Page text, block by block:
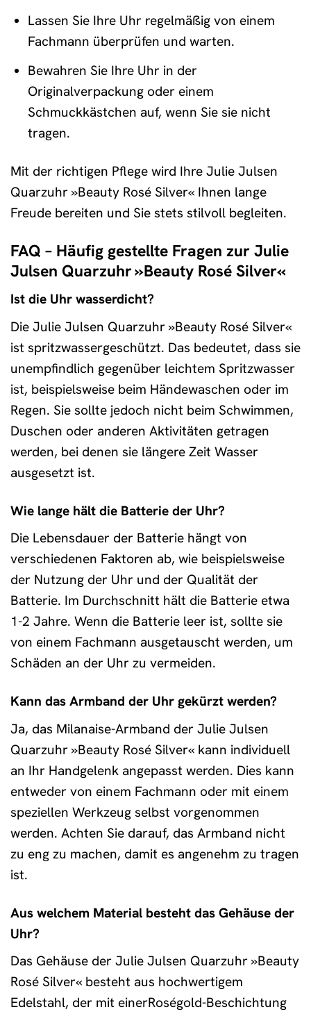
Lassen Sie Ihre Uhr regelmäßig von einem
Fachmann überprüfen und warten.
Bewahren Sie Ihre Uhr in der
Originalverpackung oder einem
Schmuckkästchen auf, wenn Sie sie nicht
tragen.
Mit der richtigen Pflege wird Ihre Julie Julsen
Quarzuhr »Beauty Rosé Silver« Ihnen lange
Freude bereiten und Sie stets stilvoll begleiten.
FAQ – Häufig gestellte Fragen zur Julie
Julsen Quarzuhr »Beauty Rosé Silver«
Ist die Uhr wasserdicht?
Die Julie Julsen Quarzuhr »Beauty Rosé Silver«
ist spritzwassergeschützt. Das bedeutet, dass sie
unempfindlich gegenüber leichtem Spritzwasser
ist, beispielsweise beim Händewaschen oder im
Regen. Sie sollte jedoch nicht beim Schwimmen,
Duschen oder anderen Aktivitäten getragen
werden, bei denen sie längere Zeit Wasser
ausgesetzt ist.
Wie lange hält die Batterie der Uhr?
Die Lebensdauer der Batterie hängt von
verschiedenen Faktoren ab, wie beispielsweise
der Nutzung der Uhr und der Qualität der
Batterie. Im Durchschnitt hält die Batterie etwa
1-2 Jahre. Wenn die Batterie leer ist, sollte sie
von einem Fachmann ausgetauscht werden, um
Schäden an der Uhr zu vermeiden.
Kann das Armband der Uhr gekürzt werden?
Ja, das Milanaise-Armband der Julie Julsen
Quarzuhr »Beauty Rosé Silver« kann individuell
an Ihr Handgelenk angepasst werden. Dies kann
entweder von einem Fachmann oder mit einem
speziellen Werkzeug selbst vorgenommen
werden. Achten Sie darauf, das Armband nicht
zu eng zu machen, damit es angenehm zu tragen
ist.
Aus welchem Material besteht das Gehäuse der
Uhr?
Das Gehäuse der Julie Julsen Quarzuhr »Beauty
Rosé Silver« besteht aus hochwertigem
Edelstahl, der mit einerRoségold-Beschichtung